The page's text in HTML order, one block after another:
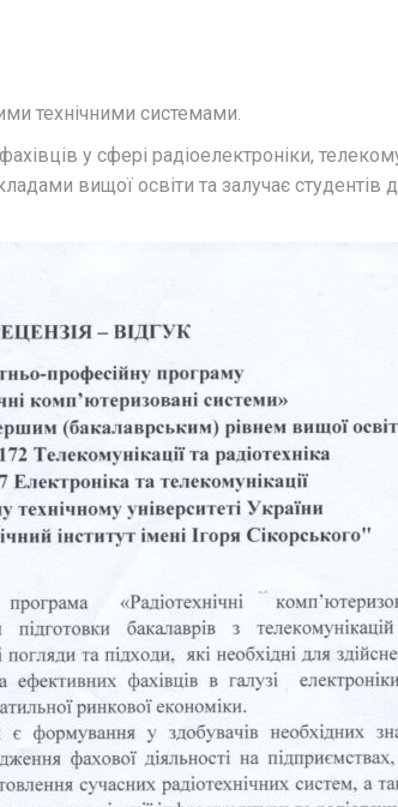
технічними системами.
фахівців у сфері радіоелектроніки,
вищої освіти та залучає студентів